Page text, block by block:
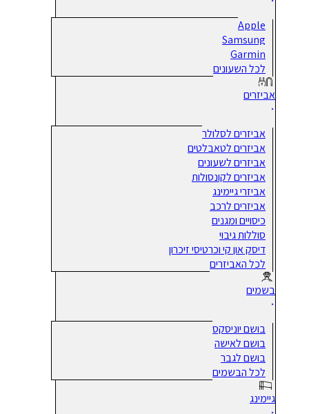
Apple
Samsung
Garmin
לכל השעונים
אביזרים
אביזרים לסלולר
אביזרים לטאבלטים
אביזרים לשעונים
אביזרים לקונסולות
אביזרי גיימינג
אביזרים לרכב
כיסויים ומגנים
סוללות גיבוי
דיסק און קי וכרטיסי זיכרון
לכל האביזרים
בשמים
בושם יוניסקס
בושם לאישה
בושם לגבר
לכל הבשמים
גיימינג